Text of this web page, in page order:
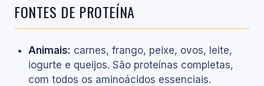
FONTES DE PROTEÍNA
Animais: carnes, frango, peixe, ovos, leite,
iogurte e queijos. São proteínas completas,
com todos os aminoácidos essenciais.